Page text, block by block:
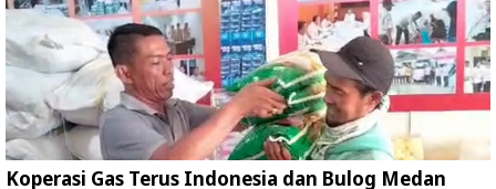
Koperasi Gas Terus Indonesia dan Bulog Medan